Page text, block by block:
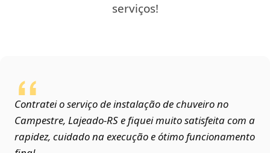
serviços!
Contratei o serviço de instalação de chuveiro no
Campestre, Lajeado‑RS e fiquei muito satisfeita com a
rapidez, cuidado na execução e ótimo funcionamento